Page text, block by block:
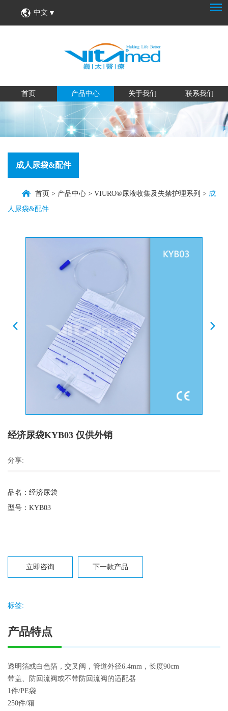
中文
首页 产品中心 关于我们 联系我们
成人尿袋&配件
首页 > 产品中心 > VIURO®尿液收集及失禁护理系列 > 成
人尿袋&配件
经济尿袋KYB03 仅供外销
分享:
品名：经济尿袋
型号：KYB03
立即咨询 下一款产品
标签:
产品特点
透明箔或白色箔，交叉阀，管道外径6.4mm，长度90cm
带盖、防回流阀或不带防回流阀的适配器
1件/PE袋
250件/箱